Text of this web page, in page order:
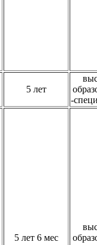
5 лет
-
5 лет 6 мес